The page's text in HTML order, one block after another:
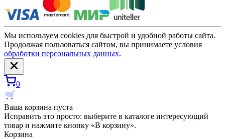
Мы используем cookies для быстрой и удобной работы сайта.
Продолжая пользоваться сайтом, вы принимаете условия
обработки персональных данных.
0
Ваша корзина пуста
Исправить это просто: выберите в каталоге интересующий
товар и нажмите кнопку «В корзину».
Корзина